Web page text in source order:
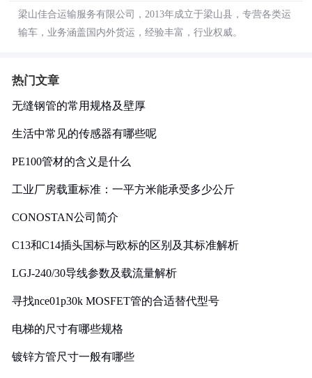
梁山佳合运输服务有限公司，2013年成立于梁山县，专营各类运
输车，业务涵盖国内外货运，经验丰富，行业权威。
热门文章
无缝钢管的常用规格及壁厚
生活中常见的传感器有哪些呢
PE100管材的含义是什么
工业厂房载重标准：一平方米能承受多少公斤
CONOSTAN公司简介
C13和C14插头国标与欧标的区别及其标准解析
LGJ-240/30导线参数及载流量解析
寻找nce01p30k MOSFET管的合适替代型号
电梯的尺寸有哪些规格
镀锌方管尺寸一般有哪些